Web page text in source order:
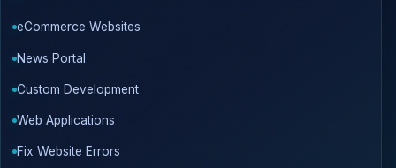
eCommerce Websites
News Portal
Custom Development
Web Applications
Fix Website Errors